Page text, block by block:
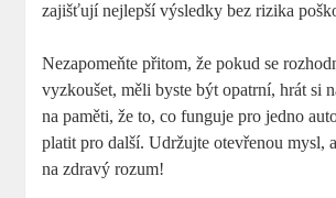
zajišťují nejlepší výsledky bez rizika
Nezapomeňte přitom, že pokud se
vyzkoušet, měli byste být opatrní, hrát si
na paměti, že to, co funguje pro jedno
platit pro další. Udržujte otevřenou mysl,
na zdravý rozum!